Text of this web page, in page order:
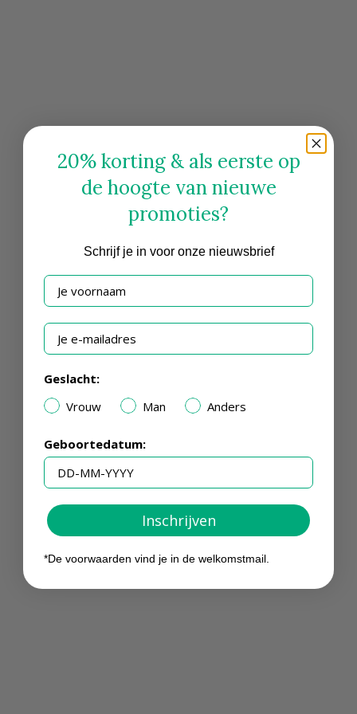
20% korting & als eerste op
de hoogte van nieuwe
promoties?
Schrijfje in voor onze nieuwsbrief
Je voornaam
Je e-mailadres
Geslacht:
Vrouw
Man Anders
Geboortedatum:
Inschrijven
*De voorwaarden vind je in de welkomstmail.